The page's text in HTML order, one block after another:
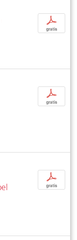
p
gratis
p
gratis
p
gratis